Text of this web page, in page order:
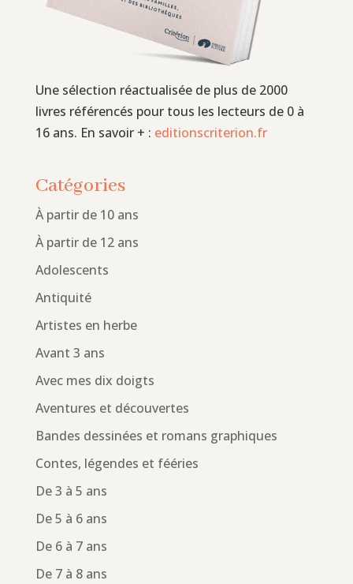
Une sélection réactualisée de plus de 2000
livres référencés pour tous les lecteurs de 0 à
16 ans. En savoir + : editionscriterion.fr
Catégories
À partir de 10 ans
À partir de 12 ans
Adolescents
Antiquité
Artistes en herbe
Avant 3 ans
Avec mes dix doigts
Aventures et découvertes
Bandes dessinées et romans graphiques
Contes, légendes et fééries
De 3 à 5 ans
De 5 à 6 ans
De 6 à 7 ans
De 7 à 8 ans